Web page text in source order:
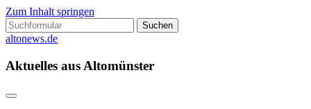
Zum Inhalt springen
Suchen
nach:
altonews.de
Aktuelles aus Altomünster